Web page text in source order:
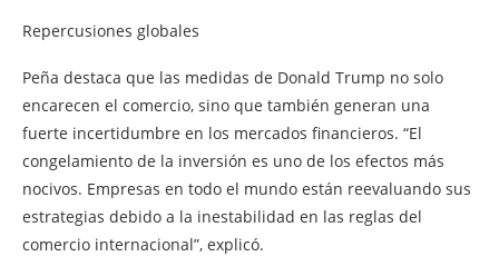
Repercusiones globales
Peña destaca que las medidas de Donald Trump no solo
encarecen el comercio, sino que también generan una
fuerte incertidumbre en los mercados financieros. “El
congelamiento de la inversión es uno de los efectos más
nocivos. Empresas en todo el mundo están reevaluando sus
estrategias debido a la inestabilidad en las reglas del
comercio internacional”, explicó.